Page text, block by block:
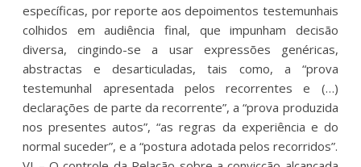
específicas, por reporte aos depoimentos testemunhais
colhidos em audiência final, que impunham decisão
diversa, cingindo-se a usar expressões genéricas,
abstractas e desarticuladas, tais como, a “prova
testemunhal apresentada pelos recorrentes e (…)
declarações de parte da recorrente”, a “prova produzida
nos presentes autos”, “as regras da experiência e do
normal suceder”, e a “postura adotada pelos recorridos”.